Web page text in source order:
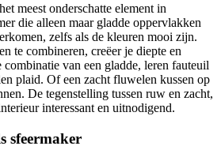
meest onderschatte element in
die alleen maar gladde oppervlakken
zelfs als de kleuren mooi zijn.
te combineren, creëer je diepte en
combinatie van een gladde, leren fauteuil
plaid. Of een zacht fluwelen kussen op
De tegenstelling tussen ruw en zacht,
interessant en uitnodigend.
sfeermaker